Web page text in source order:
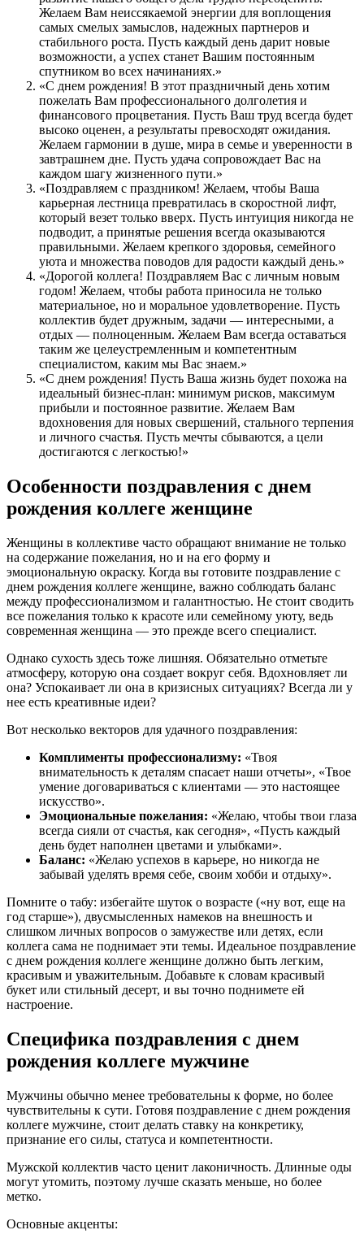
Желаем Вам неиссякаемой энергии для воплощения
самых смелых замыслов, надежных партнеров и
стабильного роста. Пусть каждый день дарит новые
возможности, а успех станет Вашим постоянным
спутником во всех начинаниях.»
«С днем рождения! В этот праздничный день хотим
пожелать Вам профессионального долголетия и
финансового процветания. Пусть Ваш труд всегда будет
высоко оценен, а результаты превосходят ожидания.
Желаем гармонии в душе, мира в семье и уверенности в
завтрашнем дне. Пусть удача сопровождает Вас на
каждом шагу жизненного пути.»
«Поздравляем с праздником! Желаем, чтобы Ваша
карьерная лестница превратилась в скоростной лифт,
который везет только вверх. Пусть интуиция никогда не
подводит, а принятые решения всегда оказываются
правильными. Желаем крепкого здоровья, семейного
уюта и множества поводов для радости каждый день.»
«Дорогой коллега! Поздравляем Вас с личным новым
годом! Желаем, чтобы работа приносила не только
материальное, но и моральное удовлетворение. Пусть
коллектив будет дружным, задачи — интересными, а
отдых — полноценным. Желаем Вам всегда оставаться
таким же целеустремленным и компетентным
специалистом, каким мы Вас знаем.»
«С днем рождения! Пусть Ваша жизнь будет похожа на
идеальный бизнес-план: минимум рисков, максимум
прибыли и постоянное развитие. Желаем Вам
вдохновения для новых свершений, стального терпения
и личного счастья. Пусть мечты сбываются, а цели
достигаются с легкостью!»
Особенности поздравления с днем
рождения коллеге женщине
Женщины в коллективе часто обращают внимание не только
на содержание пожелания, но и на его форму и
эмоциональную окраску. Когда вы готовите поздравление с
днем рождения коллеге женщине, важно соблюдать баланс
между профессионализмом и галантностью. Не стоит сводить
все пожелания только к красоте или семейному уюту, ведь
современная женщина — это прежде всего специалист.
Однако сухость здесь тоже лишняя. Обязательно отметьте
атмосферу, которую она создает вокруг себя. Вдохновляет ли
она? Успокаивает ли она в кризисных ситуациях? Всегда ли у
нее есть креативные идеи?
Вот несколько векторов для удачного поздравления:
Комплименты профессионализму: «Твоя
внимательность к деталям спасает наши отчеты», «Твое
умение договариваться с клиентами — это настоящее
искусство».
Эмоциональные пожелания: «Желаю, чтобы твои глаза
всегда сияли от счастья, как сегодня», «Пусть каждый
день будет наполнен цветами и улыбками».
Баланс: «Желаю успехов в карьере, но никогда не
забывай уделять время себе, своим хобби и отдыху».
Помните о табу: избегайте шуток о возрасте («ну вот, еще на
год старше»), двусмысленных намеков на внешность и
слишком личных вопросов о замужестве или детях, если
коллега сама не поднимает эти темы. Идеальное поздравление
с днем рождения коллеге женщине должно быть легким,
красивым и уважительным. Добавьте к словам красивый
букет или стильный десерт, и вы точно поднимете ей
настроение.
Специфика поздравления с днем
рождения коллеге мужчине
Мужчины обычно менее требовательны к форме, но более
чувствительны к сути. Готовя поздравление с днем рождения
коллеге мужчине, стоит делать ставку на конкретику,
признание его силы, статуса и компетентности.
Мужской коллектив часто ценит лаконичность. Длинные оды
могут утомить, поэтому лучше сказать меньше, но более
метко.
Основные акценты: